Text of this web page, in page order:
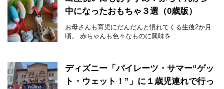
中になったおもちゃ３選（0歳版）
お母さんも育児にだんだんと慣れてくる生後2か月
頃。 赤ちゃんも色々なものに興味を ...
ディズニー「パイレーツ・サマー“ゲッ
ト・ウェット！”」に１歳児連れで行っ